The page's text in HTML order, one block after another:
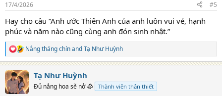
s
17/4/2026 #5
Hay cho câu “Anh ước Thiên Anh của anh luôn vui vẻ, hạnh
phúc và năm nào cũng cùng anh đón sinh nhật.”
R
e
a
c
t
i
Nắng tháng chínandTạ Như Huỳnh
Tạ Như Huỳnh
Đủ nắng hoa sẽ nở 🥀 Thành viên thân thiết